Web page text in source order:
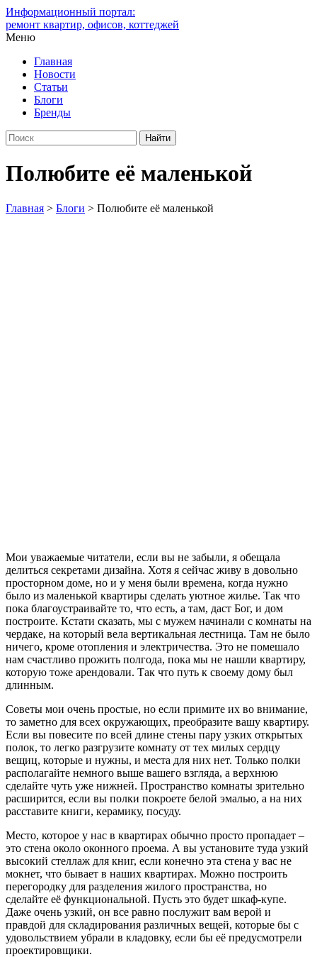
Информационный портал:
ремонт квартир, офисов, коттеджей
Меню
Главная
Новости
Статьи
Блоги
Бренды
Полюбите её маленькой
Главная > Блоги > Полюбите её маленькой
Мои уважаемые читатели, если вы не забыли, я обещала
делиться секретами дизайна. Хотя я сейчас живу в довольно
просторном доме, но и у меня были времена, когда нужно
было из маленькой квартиры сделать уютное жилье. Так что
пока благоустраивайте то, что есть, а там, даст Бог, и дом
построите. Кстати сказать, мы с мужем начинали с комнаты на
чердаке, на который вела вертикальная лестница. Там не было
ничего, кроме отопления и электричества. Это не помешало
нам счастливо прожить полгода, пока мы не нашли квартиру,
которую тоже арендовали. Так что путь к своему дому был
длинным.
Советы мои очень простые, но если примите их во внимание,
то заметно для всех окружающих, преобразите вашу квартиру.
Если вы повесите по всей длине стены пару узких открытых
полок, то легко разгрузите комнату от тех милых сердцу
вещиц, которые и нужны, и места для них нет. Только полки
располагайте немного выше вашего взгляда, а верхнюю
сделайте чуть уже нижней. Пространство комнаты зрительно
расширится, если вы полки покроете белой эмалью, а на них
расставите книги, керамику, посуду.
Место, которое у нас в квартирах обычно просто пропадает –
это стена около оконного проема. А вы установите туда узкий
высокий стеллаж для книг, если конечно эта стена у вас не
мокнет, что бывает в наших квартирах. Можно построить
перегородку для разделения жилого пространства, но
сделайте её функциональной. Пусть это будет шкаф-купе.
Даже очень узкий, он все равно послужит вам верой и
правдой для складирования различных вещей, которые бы с
удовольствием убрали в кладовку, если бы её предусмотрели
проектировщики.